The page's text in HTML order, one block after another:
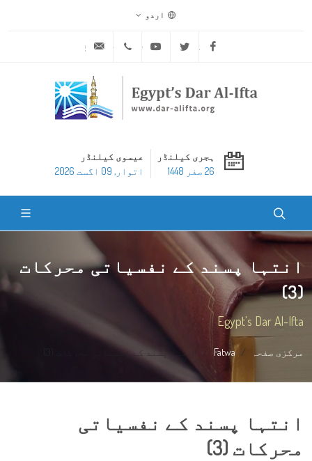
اردو
Facebook
Twitter
Youtube
ہجری کیلنڈر
26 صفر 1448
عیسوی کیلنڈر
اتوار, 09 اگست 2026
انتہا پسند کے نفسیاتی محرکات
(3)
Egypt's Dar Al-Ifta
مرکزی صفحہ Fatwa انتہا پسند کے نفسیاتی محرکات (3)
انتہا پسند کے نفسیاتی
محرکات (3)